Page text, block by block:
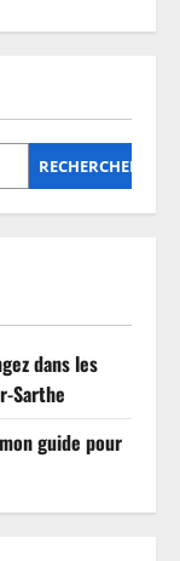
RECHERCHER
dans les
Sarthe
guide pour